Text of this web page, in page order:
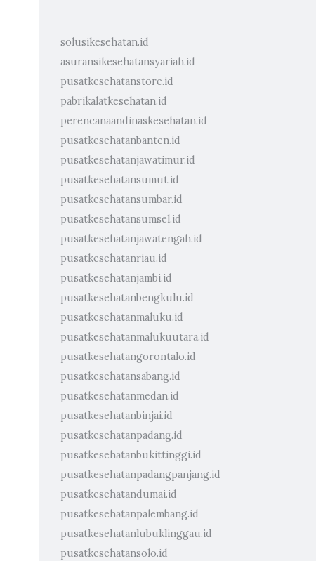
solusikesehatan.id
asuransikesehatansyariah.id
pusatkesehatanstore.id
pabrikalatkesehatan.id
perencanaandinaskesehatan.id
pusatkesehatanbanten.id
pusatkesehatanjawatimur.id
pusatkesehatansumut.id
pusatkesehatansumbar.id
pusatkesehatansumsel.id
pusatkesehatanjawatengah.id
pusatkesehatanriau.id
pusatkesehatanjambi.id
pusatkesehatanbengkulu.id
pusatkesehatanmaluku.id
pusatkesehatanmalukuutara.id
pusatkesehatangorontalo.id
pusatkesehatansabang.id
pusatkesehatanmedan.id
pusatkesehatanbinjai.id
pusatkesehatanpadang.id
pusatkesehatanbukittinggi.id
pusatkesehatanpadangpanjang.id
pusatkesehatandumai.id
pusatkesehatanpalembang.id
pusatkesehatanlubuklinggau.id
pusatkesehatansolo.id